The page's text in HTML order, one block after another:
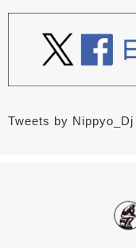
Tweets by Nippyo_Dj